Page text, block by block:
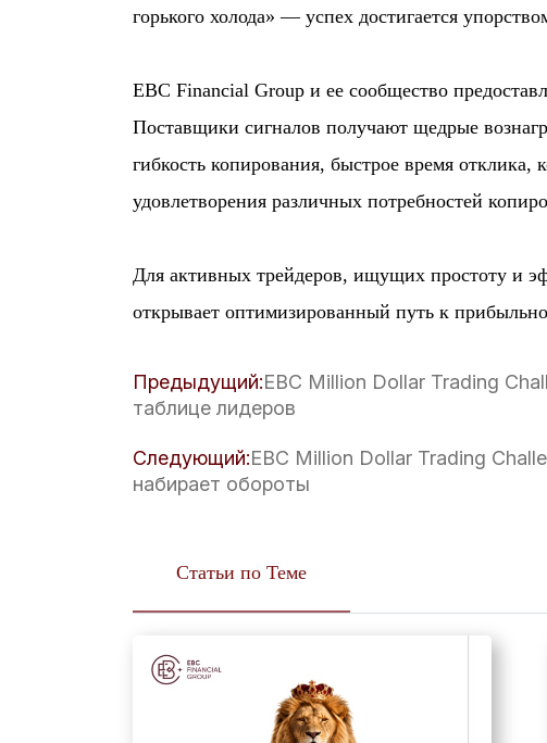
горького холода» — успех достигается
EBC Financial Group и ее сообщество
Поставщики сигналов получают щедрые
гибкость копирования, быстрое время
удовлетворения различных потребностей
Для активных трейдеров, ищущих простоту и
открывает оптимизированный путь к
Предыдущий:​EBC Million Dollar Trading
таблице лидеров
Следующий:​EBC Million Dollar Trading
набирает обороты
Статьи по Теме